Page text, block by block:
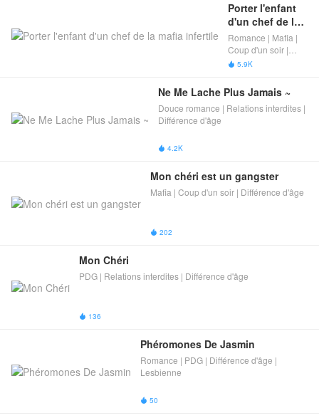
Porter l'enfant
d'un chef de la
mafia infertile
Romance | Mafia |
Coup d'un soir |
Crossover de classe
Bébé Mignon​
 5.9K
Ne Me Lache Plus Jamais ~
Douce romance | Relations interdites |
Différence d'âge​
 4.2K
Mon chéri est un gangster​
Mafia | Coup d'un soir | Différence d'âge​
 202
Mon Chéri
PDG | Relations interdites | Différence d'âge​
 136
Phéromones De Jasmin
Romance | PDG | Différence d'âge​ |
Lesbienne
 50